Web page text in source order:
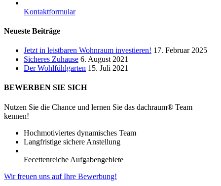
Kontaktformular
Neueste Beiträge
Jetzt in leistbaren Wohnraum investieren! 17. Februar 2025
Sicheres Zuhause 6. August 2021
Der Wohlfühlgarten 15. Juli 2021
BEWERBEN SIE SICH
Nutzen Sie die Chance und lernen Sie das dachraum® Team
kennen!
Hochmotiviertes dynamisches Team
Langfristige sichere Anstellung
Fecettenreiche Aufgabengebiete
Wir freuen uns auf Ihre Bewerbung!